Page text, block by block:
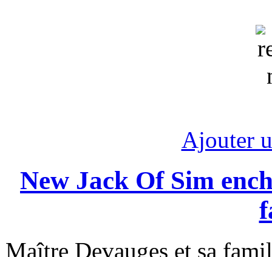
Ajouter
New Jack Of Sim
Maître Devauges et sa